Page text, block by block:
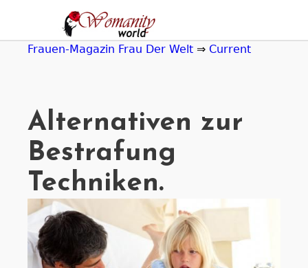
navigation
Frauen-Magazin Frau Der Welt ⇒ Current
Alternativen zur
Bestrafung
Techniken.